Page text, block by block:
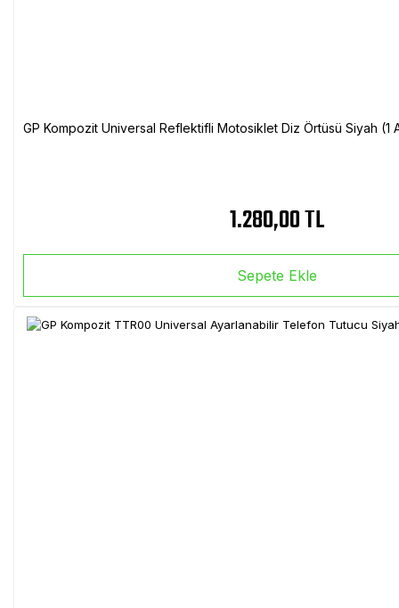
GP Kompozit Universal Reflektifli Motosiklet Diz Örtüsü Siyah
1.280,00 TL
Sepete Ekle